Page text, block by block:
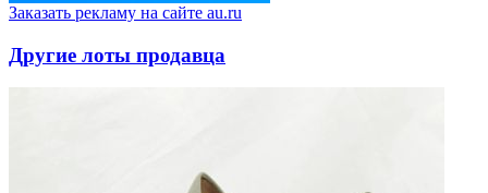
Заказать рекламу на сайте au.ru
Другие лоты продавца